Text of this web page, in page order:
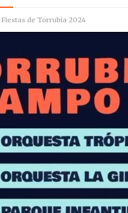
de Torrubia 2024